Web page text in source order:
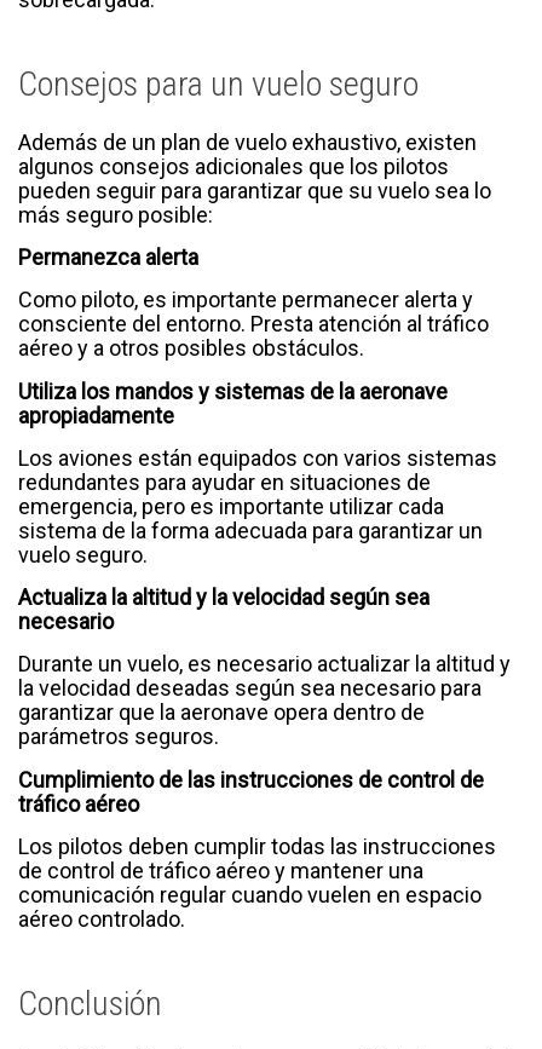
Consejos para un vuelo seguro
Además de un plan de vuelo exhaustivo, existen
algunos consejos adicionales que los pilotos
pueden seguir para garantizar que su vuelo sea lo
más seguro posible:
Permanezca alerta
Como piloto, es importante permanecer alerta y
consciente del entorno. Presta atención al tráfico
aéreo y a otros posibles obstáculos.
Utiliza los mandos y sistemas de la aeronave
apropiadamente
Los aviones están equipados con varios sistemas
redundantes para ayudar en situaciones de
emergencia, pero es importante utilizar cada
sistema de la forma adecuada para garantizar un
vuelo seguro.
Actualiza la altitud y la velocidad según sea
necesario
Durante un vuelo, es necesario actualizar la altitud y
la velocidad deseadas según sea necesario para
garantizar que la aeronave opera dentro de
parámetros seguros.
Cumplimiento de las instrucciones de control de
tráfico aéreo
Los pilotos deben cumplir todas las instrucciones
de control de tráfico aéreo y mantener una
comunicación regular cuando vuelen en espacio
aéreo controlado.
Conclusión